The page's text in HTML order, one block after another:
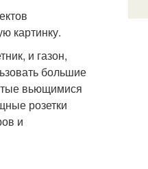
картинку.
и газон,
большие
вьющимися
розетки
и